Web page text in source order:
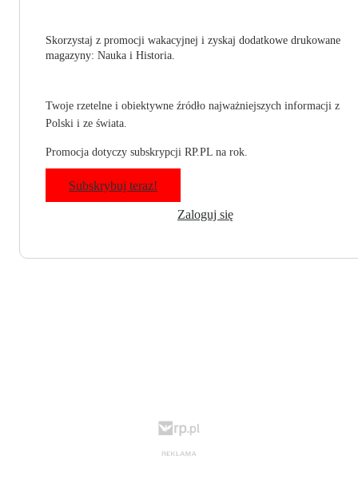
Skorzystaj z promocji wakacyjnej i zyskaj dodatkowe drukowane
magazyny: Nauka i Historia.
Twoje rzetelne i obiektywne źródło najważniejszych informacji z
Polski i ze świata.
Promocja dotyczy subskrypcji RP.PL na rok.
Subskrybuj teraz!
Zaloguj się